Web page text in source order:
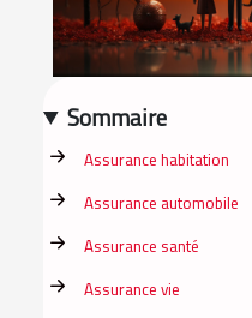
Sommaire
Assurance habitation
Assurance automobile
Assurance santé
Assurance vie